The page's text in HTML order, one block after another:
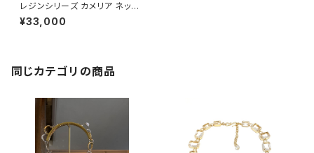
レジンシリーズ カメリア ネック
レス
¥33,000
同じカテゴリの商品